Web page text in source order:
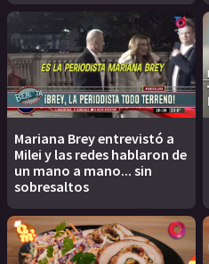
Mariana Brey entrevistó a
Milei y las redes hablaron de
un mano a mano... sin
sobresaltos